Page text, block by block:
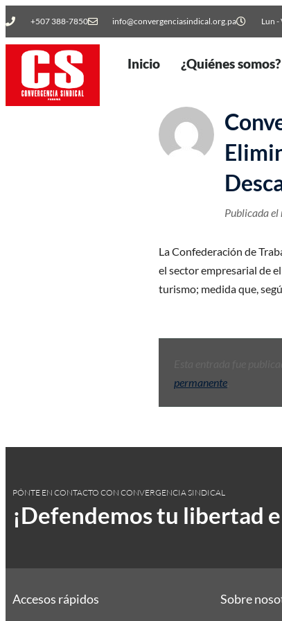
+507 388-7850 info@convergenciasindical.org.pa Lun -
Inicio ¿Quiénes somos?
Publicada el
La Confederación de
el sector empresarial de
turismo; medida que,
permanente
PÓNTE EN CONTACTO CON CONVERGENCIA SINDICAL
¡Defendemos tu libertad
Accesos rápidos Sobre